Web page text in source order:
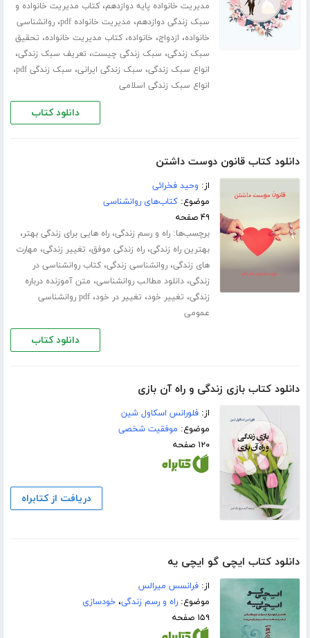
مدیریت خانواده پایه دوازدهم،کتاب مدیریت خانواده و
سبک زندگی دوازدهم، مدیریت خانواده pdf ،روانشناسی
خانواده، ازدواج، خانواده،کتاب مدیریت خانواده، تحقیق
سبک زندگی، سبک زندگی چیست، تعریف سبک زندگی،
انواع سبک زندگی، سبک زندگی ایرانی، سبک زندگی pdf ،
انواع سبک زندگی اسلامی
دانلود کتاب
دانلود کتاب قانون دوست داشتن
از: وحید فخرائی
موضوع:کتاب‌های روانشناسی
۴۹ صفحه
برچسب‌ها:راه و رسم زندگی،راه هایی برای زندگی بهتر،
بهترین راه زندگی،راه زندگی موفق، تغییر زندگی، مهارت
های زندگی،روانشناسی زندگی،کتاب روانشناسی در
زندگی،دانلود مطالب روانشناسی، متن آموزنده درباره
زندگی، تغییر خود، تغییر در خود،
pdf روانشناسی
عمومی
دانلود کتاب
دانلود کتاب بازی زندگی و راه آن بازی
از:فلورانس اسکاول شین
موضوع: موفقیت شخصی
۱۲۰ صفحه
دریافت از کتابراه
دانلود کتاب ایچی گو ایچی یه
از:فرانسس میرالس
موضوع:راه و رسم زندگی،خودسازی
۱۵۹ صفحه